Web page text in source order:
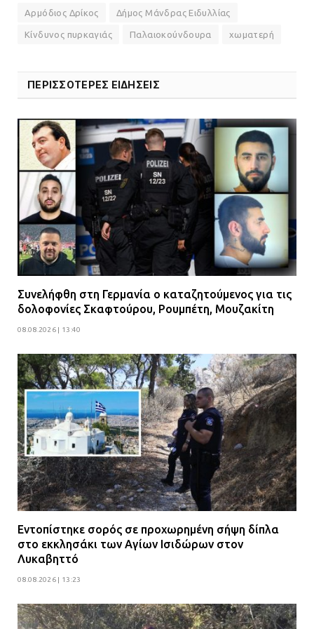
Αρμόδιος Δρίκος Δήμος Μάνδρας Ειδυλλίας
Κίνδυνος πυρκαγιάς Παλαιοκούνδουρα χωματερή
ΠΕΡΙΣΣΟΤΕΡΕΣ ΕΙΔΗΣΕΙΣ
Συνελήφθη στη Γερμανία ο καταζητούμενος για τις
δολοφονίες Σκαφτούρου, Ρουμπέτη, Μουζακίτη
08.08.2026 | 13:40
Εντοπίστηκε σορός σε προχωρημένη σήψη δίπλα
στο εκκλησάκι των Αγίων Ισιδώρων στον
Λυκαβηττό
08.08.2026 | 13:23